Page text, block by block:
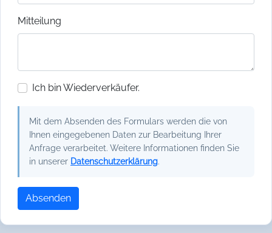
Mitteilung
Ich bin Wiederverkäufer.
Mit dem Absenden des Formulars werden die von
Ihnen eingegebenen Daten zur Bearbeitung Ihrer
Anfrage verarbeitet. Weitere Informationen finden Sie
in unserer Datenschutzerklärung.
Absenden